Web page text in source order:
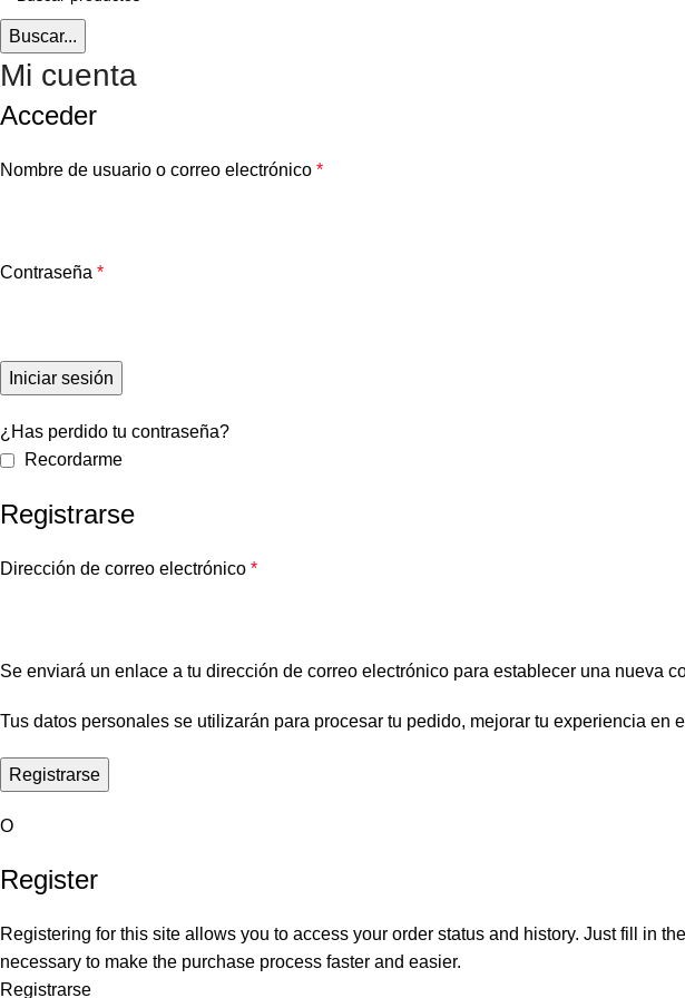
Buscar...
Mi cuenta
Acceder
Nombre de usuario o correo electrónico *
Contraseña *
Iniciar sesión
¿Has perdido tu contraseña?
Recordarme
Registrarse
Dirección de correo electrónico *
Se enviará un enlace a tu dirección de correo electrónico para establecer una nueva
Tus datos personales se utilizarán para procesar tu pedido, mejorar tu experiencia
Registrarse
O
Register
Registering for this site allows you to access your order status and history. Just fill in
necessary to make the purchase process faster and easier.
Registrarse